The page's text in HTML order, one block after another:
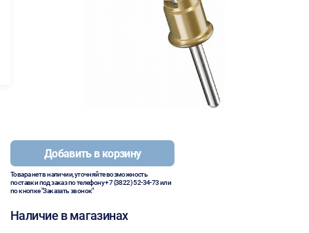
Добавить в корзину
Товара нет в наличии, уточняйте возможность
поставки под заказ по телефону+7 (3822) 52-34-73или
по кнопке "Заказать звонок"
Наличие в магазинах